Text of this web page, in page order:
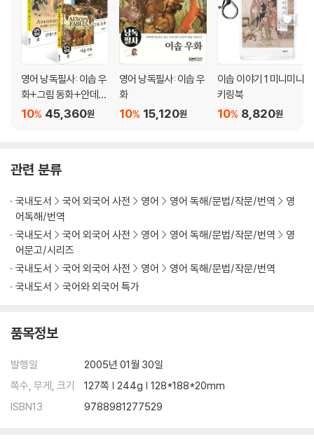
영어 낭독필사: 이솝 우
화+그림 동화+안데르
센 동화 세트
45,360원
10%
영어 낭독필사: 이솝 우
화
15,120원
10%
이솝 이야기 1 미니미니
키링북
8,820원
10%
관련 분류
국내도서 국어 외국어 사전 영어 영어 독해/문법/작문/번역
영
어독해/번역
국내도서
국어 외국어 사전 영어 영어 독해/문법/작문/번역
영
어문고/시리즈
국내도서
국어 외국어 사전 영어
영어 독해/문법/작문/번역
국내도서
국어와 외국어 특가
품목정보
발행일
2005년 01월 30일
쪽수, 무게, 크기
127쪽 | 244g | 128*188*20mm
ISBN13
9788981277529